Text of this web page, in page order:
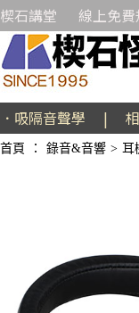
楔石講堂 線上免
．吸隔音聲學 |
首頁 ： 錄音&音響 > 耳